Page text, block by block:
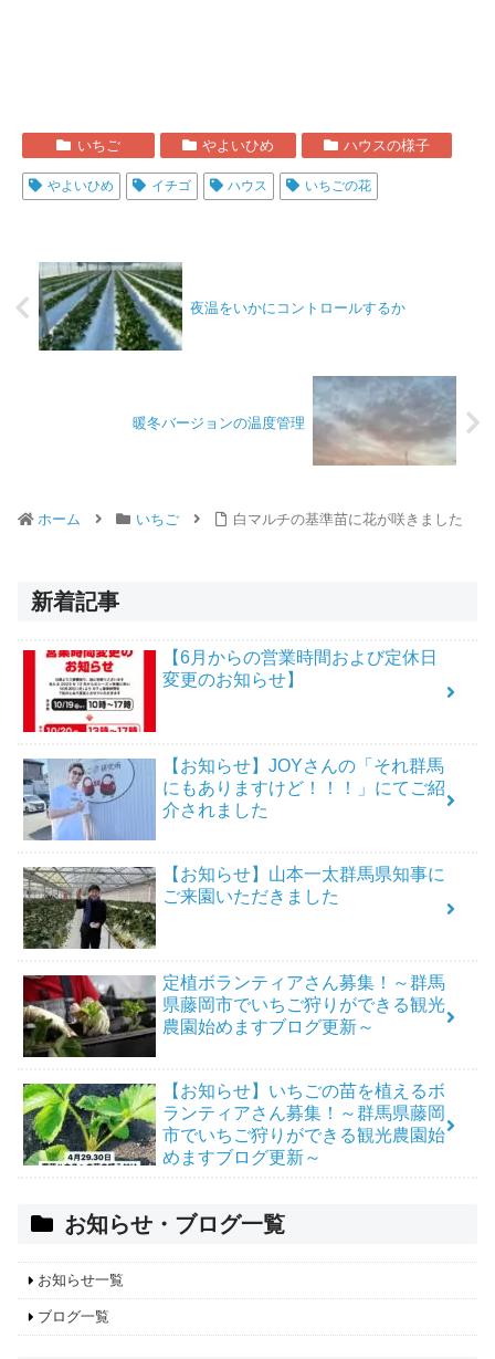
いちご やよいひめ ハウスの様子
やよいひめ イチゴ ハウス いちごの花
夜温をいかにコントロールするか
暖冬バージョンの温度管理
ホーム いちご 白マルチの基準苗に花が咲きました
新着記事
【6月からの営業時間および定休日
変更のお知らせ】
【お知らせ】JOYさんの「それ群馬
にもありますけど！！！」にてご紹
介されました
【お知らせ】山本一太群馬県知事に
ご来園いただきました
定植ボランティアさん募集！～群馬
県藤岡市でいちご狩りができる観光
農園始めますブログ更新～
【お知らせ】いちごの苗を植えるボ
ランティアさん募集！～群馬県藤岡
市でいちご狩りができる観光農園始
めますブログ更新～
お知らせ・ブログ一覧
お知らせ一覧
ブログ一覧